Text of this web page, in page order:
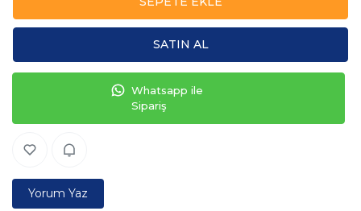
SATIN AL
Whatsapp ile
Sipariş
Yorum Yaz